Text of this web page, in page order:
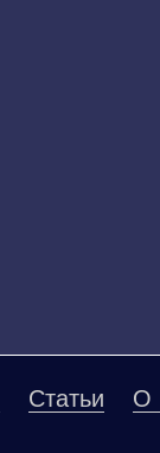
Статьи О